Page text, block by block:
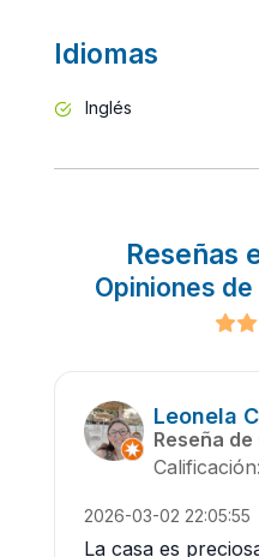
Idiomas
Inglés
Reseñas
Opiniones
Leonela
Reseña de
2026-03-02 22:05:55
La casa es